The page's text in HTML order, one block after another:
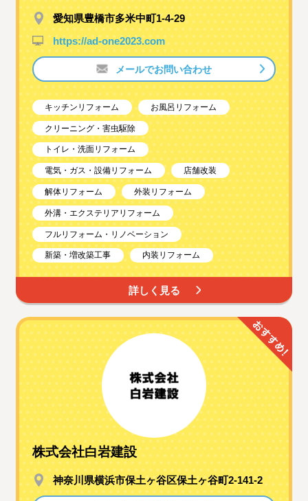
愛知県豊橋市多米中町1-4-29
https://ad-one2023.com
メールでお問い合わせ
キッチンリフォーム お風呂リフォーム
クリーニング・害虫駆除
トイレ・洗面リフォーム
電気・ガス・設備リフォーム 店舗改装
解体リフォーム 外装リフォーム
外溝・エクステリアリフォーム
フルリフォーム・リノベーション
新築・増改築工事 内装リフォーム
詳しく見る
株式会社白岩建設
神奈川県横浜市保土ヶ谷区保土ヶ谷町2-141-2